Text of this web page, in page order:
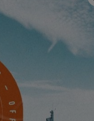
11 nommé le
leur expérience de
entrepreneurs aux
depuis leur Excess 11
Ils nous racontent !